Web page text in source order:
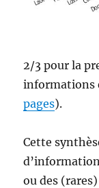
2/3 pour la
informations
pages).
Cette
ou des